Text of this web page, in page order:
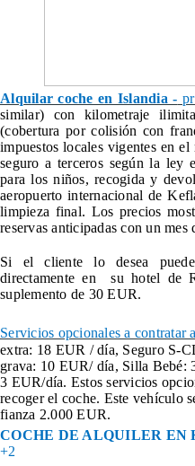
Alquilar coche en Islandia -
similar) con kilometraje
(cobertura por colisión con
impuestos locales vigentes en
seguro a terceros según la ley
para los niños, recogida y
aeropuerto internacional de
limpieza final. Los precios
reservas anticipadas con un mes
Si el cliente lo desea
directamente en su hotel de
suplemento de 30 EUR.
Servicios opcionales a contratar
extra: 18 EUR / día, Seguro S-
grava: 10 EUR/ día, Silla Bebé:
3 EUR/día. Estos servicios
recoger el coche. Este vehículo
fianza 2.000 EUR.
COCHE DE ALQUILER EN
+2